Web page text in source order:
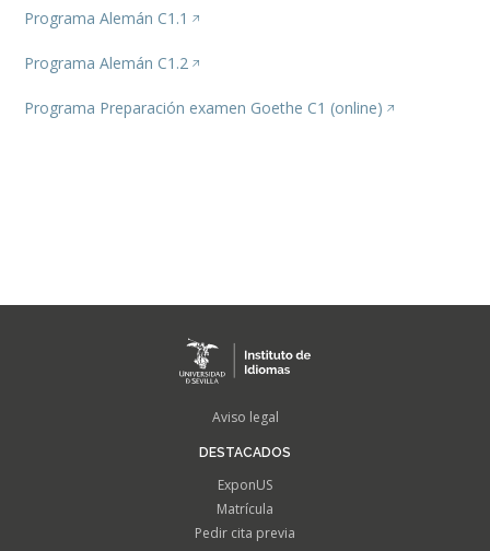
Programa Alemán C1.1
Programa Alemán C1.2
Programa Preparación examen Goethe C1 (online)
Aviso legal
DESTACADOS
ExponUS
Matrícula
Pedir cita previa